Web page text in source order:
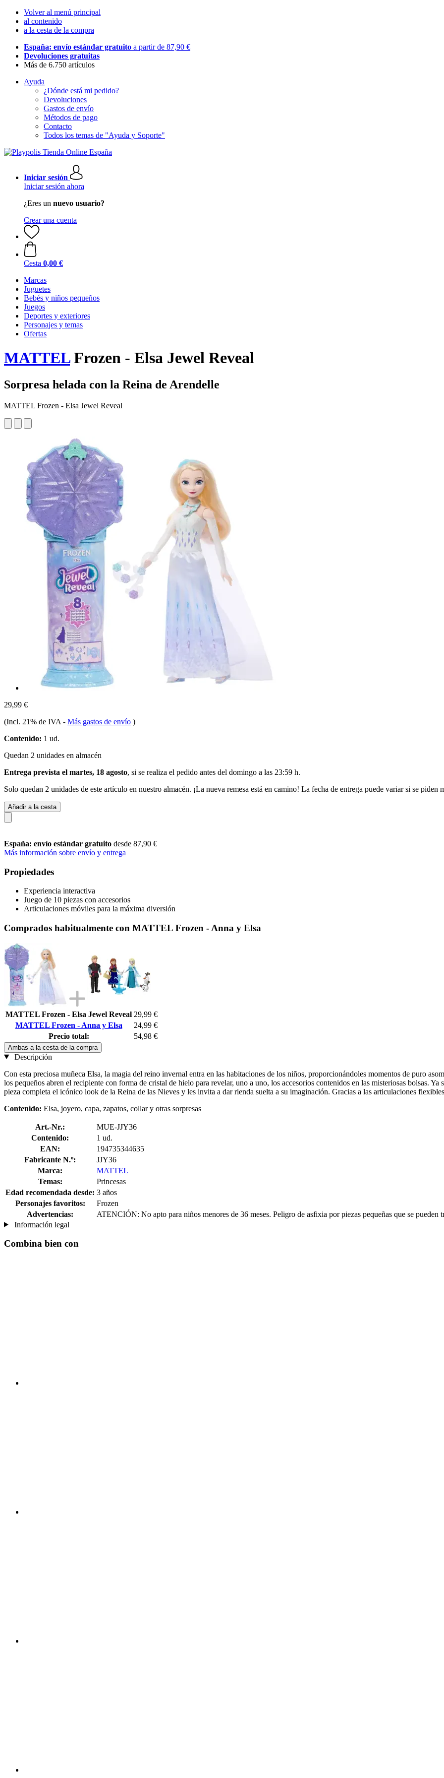
Volver al menú principal
al contenido
a la cesta de la compra
España: envío estándar gratuito a partir de 87,90 €
Devoluciones gratuitas
Más de 6.750 artículos
Ayuda
¿Dónde está mi pedido?
Devoluciones
Gastos de envío
Métodos de pago
Contacto
Todos los temas de "Ayuda y Soporte"
Iniciar sesión
Iniciar sesión ahora
¿Eres un nuevo usuario?
Crear una cuenta
Cesta 0,00 €
Marcas
Juguetes
Bebés y niños pequeños
Juegos
Deportes y exteriores
Personajes y temas
Ofertas
MATTELFrozen - Elsa Jewel Reveal
Sorpresa helada con la Reina de Arendelle
MATTEL Frozen - Elsa Jewel Reveal
29,99 €
(Incl. 21% de IVA - Más gastos de envío )
Contenido: 1 ud.
Quedan 2 unidades en almacén
Entrega prevista el martes, 18 agosto, si se realiza el pedido antes del domingo a las 23:59 h.
Solo quedan 2 unidades de este artículo en nuestro almacén. ¡La nueva remesa está en camino! La fecha de entrega puede variar si se piden
Añadir a la cesta
España: envío estándar gratuito desde 87,90 €
Más información sobre envío y entrega
Propiedades
Experiencia interactiva
Juego de 10 piezas con accesorios
Articulaciones móviles para la máxima diversión
Comprados habitualmente con MATTEL Frozen - Anna y Elsa
MATTEL Frozen - Elsa Jewel Reveal 29,99 €
MATTEL Frozen - Anna y Elsa
24,99 €
Precio total:
54,98 €
Ambas a la cesta de la compra
Descripción
Con esta preciosa muñeca Elsa, la magia del reino invernal entra en las habitaciones de los niños, proporcionándoles momentos de puro
los pequeños abren el recipiente con forma de cristal de hielo para revelar, uno a uno, los accesorios contenidos en las misteriosas bolsas.
pieza completa el icónico look de la Reina de las Nieves y les invita a dar rienda suelta a su imaginación. Gracias a las articulaciones
Contenido: Elsa, joyero, capa, zapatos, collar y otras sorpresas
Art.-Nr.:
MUE-JJY36
Contenido:
1 ud.
EAN:
194735344635
Fabricante N.º:
JJY36
Marca:
MATTEL
Temas:
Princesas
Edad recomendada desde: 3 años
Personajes favoritos:
Frozen
Advertencias:
ATENCIÓN: No apto para niños menores de 36 meses. Peligro de asfixia por piezas pequeñas que se pueden
Información legal
Combina bien con